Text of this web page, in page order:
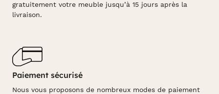
gratuitement votre meuble jusqu’à 15 jours après la
livraison.
Paiement sécurisé
Nous vous proposons de nombreux modes de paiement